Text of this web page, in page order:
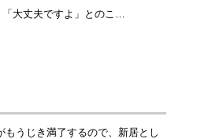
「大丈夫ですよ」とのこ…
うじき満了するので、新居とし